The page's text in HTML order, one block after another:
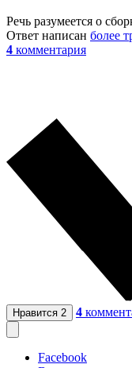
Речь разумеется о
Ответ написан более
4 комментария
Нравится 2 4
Facebook